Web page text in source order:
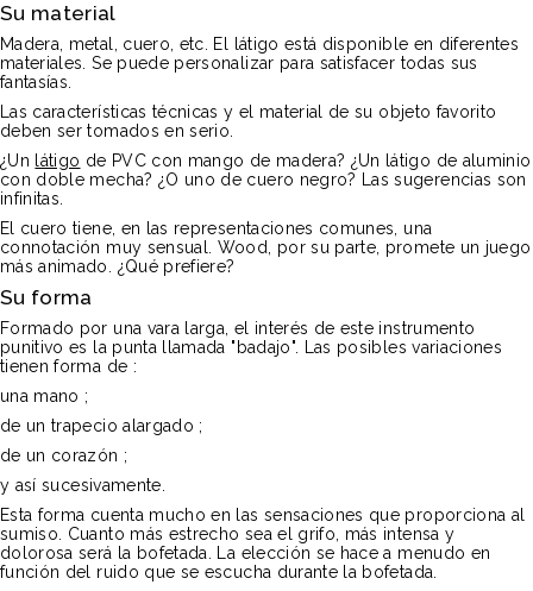
Su material
Madera, metal, cuero, etc. El látigo está disponible en diferentes
materiales. Se puede personalizar para satisfacer todas sus
fantasías.
Las características técnicas y el material de su objeto favorito
deben ser tomados en serio.
¿Un
látigo de PVC con mango de madera? ¿Un látigo de aluminio
con doble mecha? ¿O uno de cuero negro? Las sugerencias son
infinitas.
El cuero tiene, en las representaciones comunes, una
connotación muy sensual. Wood, por su parte, promete un juego
más animado. ¿Qué prefiere?
Su forma
Formado por una vara larga, el interés de este instrumento
punitivo es la punta llamada "badajo". Las posibles variaciones
tienen forma de :
una mano ;
de un trapecio alargado ;
de un corazón ;
y así sucesivamente.
Esta forma cuenta mucho en las sensaciones que proporciona al
sumiso. Cuanto más estrecho sea el grifo, más intensa y
dolorosa será la bofetada. La elección se hace a menudo en
función del ruido que se escucha durante la bofetada.